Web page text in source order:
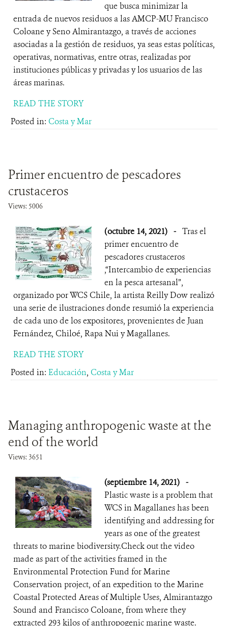
que busca minimizar la
entrada de nuevos residuos a las AMCP-MU Francisco
Coloane y Seno Almirantazgo, a través de acciones
asociadas a la gestión de residuos, ya seas estas políticas,
operativas, normativas, entre otras, realizadas por
instituciones públicas y privadas y los usuarios de las
áreas marinas.
READ THE STORY
Posted in: Costa y Mar
Primer encuentro de pescadores
crustaceros
Views: 5006
(octubre 14, 2021) - Tras el
primer encuentro de
pescadores crustaceros
,“Intercambio de experiencias
en la pesca artesanal”,
organizado por WCS Chile, la artista Reilly Dow realizó
una serie de ilustraciones donde resumió la experiencia
de cada uno de los expositores, provenientes de Juan
Fernández, Chiloé, Rapa Nui y Magallanes.
READ THE STORY
Posted in: Educación, Costa y Mar
Managing anthropogenic waste at the
end of the world
Views: 3651
(septiembre 14, 2021) -
Plastic waste is a problem that
WCS in Magallanes has been
identifying and addressing for
years as one of the greatest
threats to marine biodiversity.Check out the video
made as part of the activities framed in the
Environmental Protection Fund for Marine
Conservation project, of an expedition to the Marine
Coastal Protected Areas of Multiple Uses, Almirantazgo
Sound and Francisco Coloane, from where they
extracted 293 kilos of anthropogenic marine waste.